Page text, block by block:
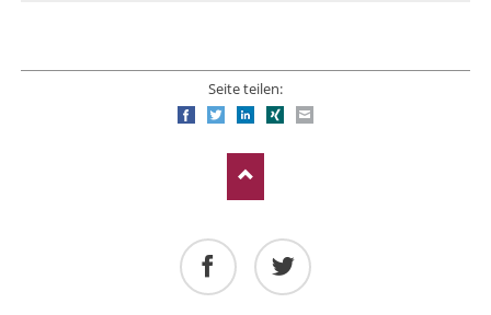
Seite teilen:
FacebookTwitterLinkedIn
Xing